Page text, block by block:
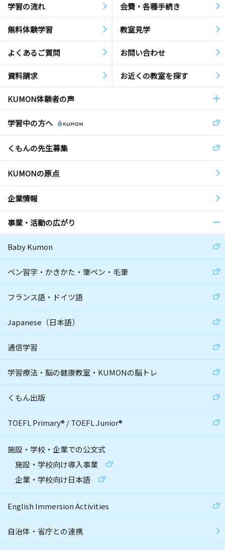
学習の流れ 会費・各種手続き
無料体験学習 教室見学
よくあるご質問 お問い合わせ
資料請求 お近くの教室を探す
KUMON体験者の声
学習中の方へ
くもんの先生募集
KUMONの原点
企業情報
事業・活動の広がり
Baby Kumon
ペン習字・かきかた・筆ペン・毛筆
フランス語・ドイツ語
Japanese（日本語）
通信学習
学習療法・脳の健康教室・KUMONの脳トレ
くもん出版
TOEFL Primary® /TOEFL Junior®
施設・学校・企業での公文式
施設・学校向け導入事業
企業・学校向け日本語
English Immersion Activities
自治体・省庁との連携